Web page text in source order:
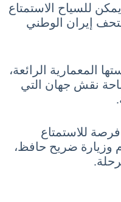
للسياح الاستمتاع
إيران الوطني
المعمارية الرائعة،
نقش جهان التي
فرصة للاستمتاع
وزيارة ضريح حافظ،